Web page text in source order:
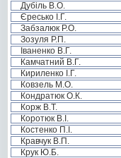
Дубіль В.О.
Єресько І.Г.
Забзалюк Р.О.
Зозуля Р.П.
Іваненко В.Г.
Камчатний В.Г.
Кириленко І.Г.
Ковзель М.О.
Кондратюк О.К.
Корж В.Т.
Коротюк В.І.
Костенко П.І.
Кравчук В.П.
Крук Ю.Б.